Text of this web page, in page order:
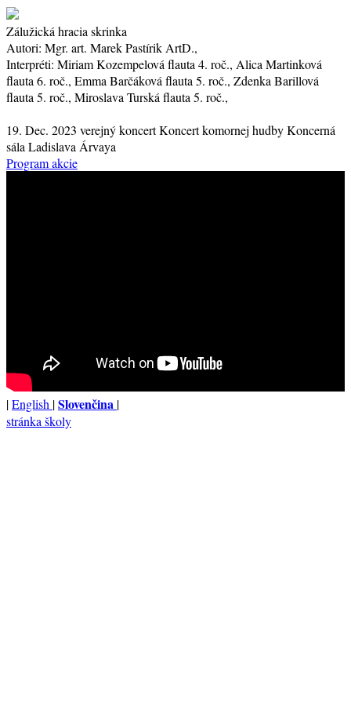
Zálužická hracia skrinka
Autori: Mgr. art. Marek Pastírik ArtD.,
Interpréti: Miriam Kozempelová flauta 4. roč., Alica Martinková
flauta 6. roč., Emma Barčáková flauta 5. roč., Zdenka Barillová
flauta 5. roč., Miroslava Turská flauta 5. roč.,
19. Dec. 2023 verejný koncertKoncert komornej hudbyKoncerná
sála Ladislava Árvaya
Program akcie
|English |Slovenčina |
stránka školy